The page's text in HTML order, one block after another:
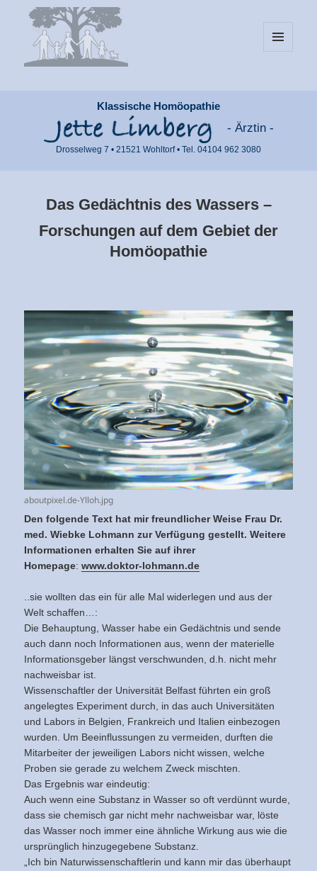
Klassische Homöopathie
- Ärztin -
Drosselweg 7 • 21521 Wohltorf • Tel. 04104 962 3080
Das Gedächtnis des Wassers –
Forschungen auf dem Gebiet der
Homöopathie
aboutpixel.de-Ylloh.jpg
Den folgende Text hat mir freundlicher Weise Frau Dr.
med. Wiebke Lohmann zur Verfügung gestellt. Weitere
Informationen erhalten Sie auf ihrer
Homepage:www.doktor-lohmann.de
..sie wollten das ein für alle Mal widerlegen und aus der
Welt schaffen…:
Die Behauptung, Wasser habe ein Gedächtnis und sende
auch dann noch Informationen aus, wenn der materielle
Informationsgeber längst verschwunden, d.h. nicht mehr
nachweisbar ist.
Wissenschaftler der Universität Belfast führten ein groß
angelegtes Experiment durch, in das auch Universitäten
und Labors in Belgien, Frankreich und Italien einbezogen
wurden. Um Beeinflussungen zu vermeiden, durften die
Mitarbeiter der jeweiligen Labors nicht wissen, welche
Proben sie gerade zu welchem Zweck mischten.
Das Ergebnis war eindeutig:
Auch wenn eine Substanz in Wasser so oft verdünnt wurde,
dass sie chemisch gar nicht mehr nachweisbar war, löste
das Wasser noch immer eine ähnliche Wirkung aus wie die
ursprünglich hinzugegebene Substanz.
„Ich bin Naturwissenschaftlerin und kann mir das überhaupt